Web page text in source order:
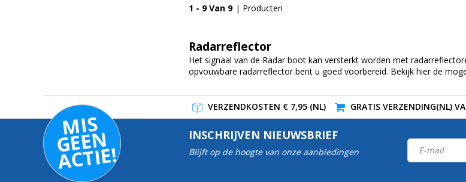
1 - 9 Van 9 | Producten
Radarreflector
Het signaal van de Radar boot kan versterkt worden met
opvouwbare radarreflector bent u goed voorbereid. Bekijk hier de
VERZENDKOSTEN € 7,95 (NL) GRATIS VERZENDING(NL)
MI
S
G
E
E
N
A
C
TI
E!
INSCHRIJVEN NIEUWSBRIEF
Blijft op de hoogte van onze aanbiedingen